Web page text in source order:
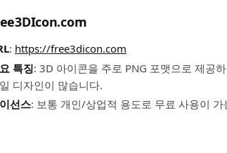
: https://free3dicon.com
특징: 3D 아이콘을 주로 PNG 포맷으로 제공
디자인이 많습니다.
선스: 보통 개인/상업적 용도로 무료 사용이